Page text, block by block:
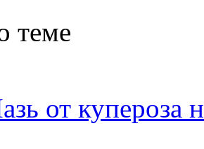
теме
от купероза